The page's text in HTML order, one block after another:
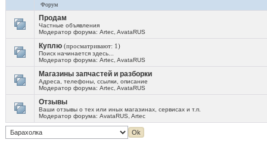
Форум
Продам
Частные объявления
Модератор форума: Artec AvataRUS
Куплю (просматривают: 1)
Поиск начинается здесь...
Модератор форума: Artec AvataRUS
Магазины запчастей и разборки
Адреса, телефоны, ссылки, описание
Модератор форума: Artec AvataRUS
Отзывы
Ваши отзывы о тех или иных магазинах, сервисах и т.п.
Модератор форума: AvataRUS Artec